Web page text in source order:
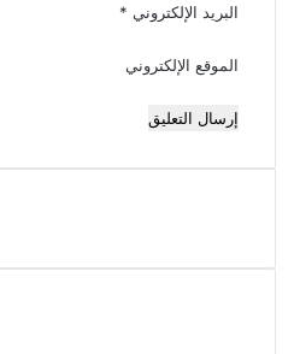
البريد الإلكتروني *
الموقع الإلكتروني